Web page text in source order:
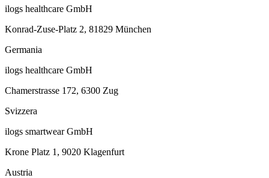
ilogs healthcare GmbH
Konrad-Zuse-Platz 2, 81829 München
Germania
ilogs healthcare GmbH
Chamerstrasse 172, 6300 Zug
Svizzera
ilogs smartwear GmbH
Krone Platz 1, 9020 Klagenfurt
Austria